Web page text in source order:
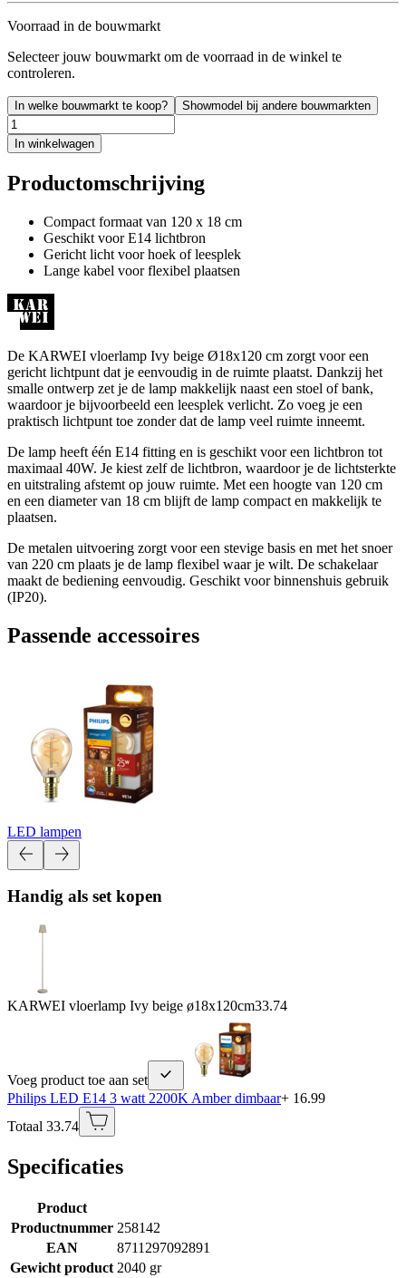
Voorraad in de bouwmarkt
Selecteer jouw bouwmarkt om de voorraad in de winkel te
controleren.
In welke bouwmarkt te koop? Showmodel bij andere bouwmarkten
In winkelwagen
Productomschrijving
Compact formaat van 120 x 18 cm
Geschikt voor E14 lichtbron
Gericht licht voor hoek of leesplek
Lange kabel voor flexibel plaatsen
De KARWEI vloerlamp Ivy beige Ø18x120 cm zorgt voor een
gericht lichtpunt dat je eenvoudig in de ruimte plaatst. Dankzij het
smalle ontwerp zet je de lamp makkelijk naast een stoel of bank,
waardoor je bijvoorbeeld een leesplek verlicht. Zo voeg je een
praktisch lichtpunt toe zonder dat de lamp veel ruimte inneemt.
De lamp heeft één E14 fitting en is geschikt voor een lichtbron tot
maximaal 40W. Je kiest zelf de lichtbron, waardoor je de lichtsterkte
en uitstraling afstemt op jouw ruimte. Met een hoogte van 120 cm
en een diameter van 18 cm blijft de lamp compact en makkelijk te
plaatsen.
De metalen uitvoering zorgt voor een stevige basis en met het snoer
van 220 cm plaats je de lamp flexibel waar je wilt. De schakelaar
maakt de bediening eenvoudig. Geschikt voor binnenshuis gebruik
(IP20).
Passende accessoires
LED lampen
Handig als set kopen
KARWEI vloerlamp Ivy beige ø18x120cm33.74
Voeg product toe aan set
Philips LED E14 3 watt 2200K Amber dimbaar+ 16.99
Totaal 33.74
Specificaties
Product
Productnummer 258142
EAN
8711297092891
Gewicht product 2040 gr